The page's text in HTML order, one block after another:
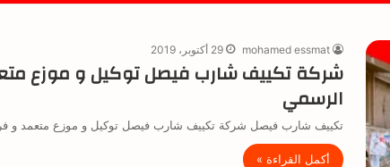
mohamed essmat 29 أكتوبر، 2019
شركة تكييف شارب فيصل توكيل و موزع
الرسمي
تكييف شارب فيصل شركة تكييف شارب فيصل توكيل و موزع متعمد و
أكمل القراءة »